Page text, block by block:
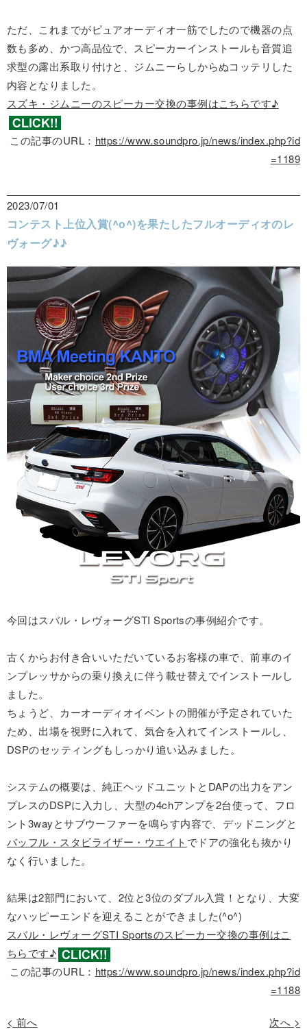
ただ、これまでがピュアオーディオ一筋でしたので機器の点
数も多め、かつ高品位で、スピーカーインストールも音質追
求型の露出系取り付けと、ジムニーらしからぬコッテリした
内容となりました。
スズキ・ジムニーのスピーカー交換の事例はこちらです♪
この記事のURL： https://www.soundpro.jp/news/index.php?id
=1189
2023/07/01
コンテスト上位入賞(^o^)を果たしたフルオーディオのレ
ヴォーグ♪♪
今回はスバル・レヴォーグSTI Sportsの事例紹介です。
古くからお付き合いいただいているお客様の車で、前車のイ
ンプレッサからの乗り換えに伴う載せ替えでインストールし
ました。
ちょうど、カーオーディオイベントの開催が予定されていた
ため、出場を視野に入れて、気合を入れてインストールし、
DSPのセッティングもしっかり追い込みました。
システムの概要は、純正ヘッドユニットとDAPの出力をアン
プレスのDSPに入力し、大型の4chアンプを2台使って、フロ
ント3wayとサブウーファーを鳴らす内容で、デッドニングと
バッフル・スタビライザー・ウエイト でドアの強化も抜かり
なく行いました。
結果は2部門において、2位と3位のダブル入賞！となり、大変
なハッピーエンドを迎えることができました(^o^)
スバル・レヴォーグSTI Sportsのスピーカー交換の事例はこ
ちらです♪
この記事のURL： https://www.soundpro.jp/news/index.php?id
=1188
次へ >
< 前へ